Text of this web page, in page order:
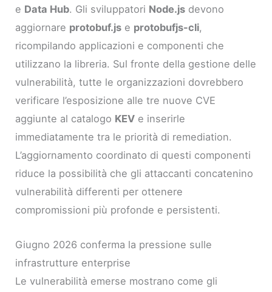
e Data Hub. Gli sviluppatori Node.js devono
aggiornare protobuf.js e protobufjs-cli,
ricompilando applicazioni e componenti che
utilizzano la libreria. Sul fronte della gestione delle
vulnerabilità, tutte le organizzazioni dovrebbero
verificare l’esposizione alle tre nuove CVE
aggiunte al catalogo KEV e inserirle
immediatamente tra le priorità di remediation.
L’aggiornamento coordinato di questi componenti
riduce la possibilità che gli attaccanti concatenino
vulnerabilità differenti per ottenere
compromissioni più profonde e persistenti.
Giugno 2026 conferma la pressione sulle
infrastrutture enterprise
Le vulnerabilità emerse mostrano come gli